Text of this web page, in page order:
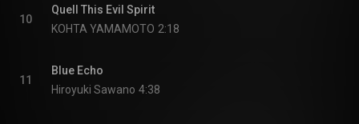
10
Quell This Evil Spirit
KOHTA YAMAMOTO 2:18
11
Blue Echo
Hiroyuki Sawano 4:38